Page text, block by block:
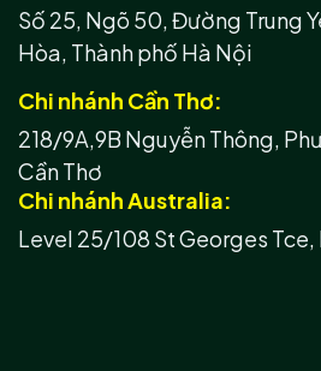
Số 25, Ngõ 50, Đường Trung
Hòa, Thành phố Hà Nội
Chi nhánh Cần Thơ:
218/9A,9B Nguyễn Thông,
Cần Thơ
Chi nhánh Australia:
Level 25/108 St Georges